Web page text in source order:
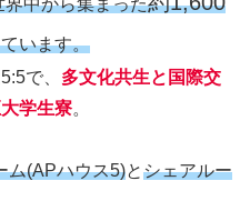
います。
で、 多文化共生と国際交
学生寮。
ム(APハウス5)とシェアルー